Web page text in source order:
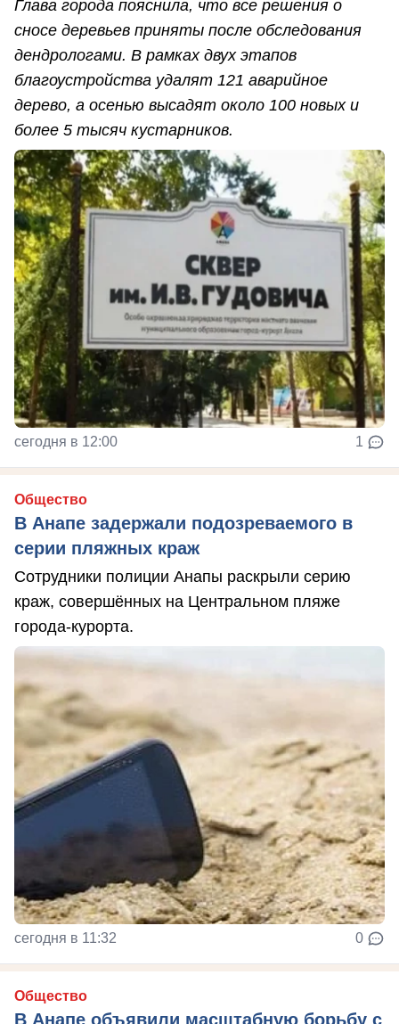
Глава города пояснила, что все решения о
сносе деревьев приняты после обследования
дендрологами. В рамках двух этапов
благоустройства удалят 121 аварийное
дерево, а осенью высадят около 100 новых и
более 5 тысяч кустарников.
сегодня в 12:00 1
Общество
В Анапе задержали подозреваемого в
серии пляжных краж
Сотрудники полиции Анапы раскрыли серию
краж, совершённых на Центральном пляже
города-курорта.
сегодня в 11:32 0
Общество
В Анапе объявили масштабную борьбу с